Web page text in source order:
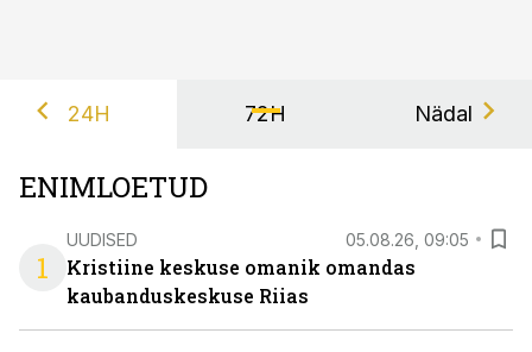
24H 72H Nädal
ENIMLOETUD
1
UUDISED 05.08.26, 09:05
Kristiine keskuse omanik omandas
kaubanduskeskuse Riias